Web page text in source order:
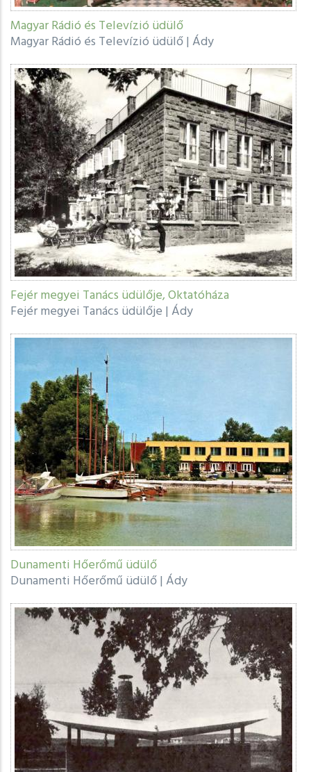
Magyar Rádió és Televízió üdülő
Magyar Rádió és Televízió üdülő| Ády
Fejér megyei Tanács üdülője, Oktatóháza
Fejér megyei Tanács üdülője | Ády
Dunamenti Hőerőmű üdülő
Dunamenti Hőerőmű üdülő| Ády